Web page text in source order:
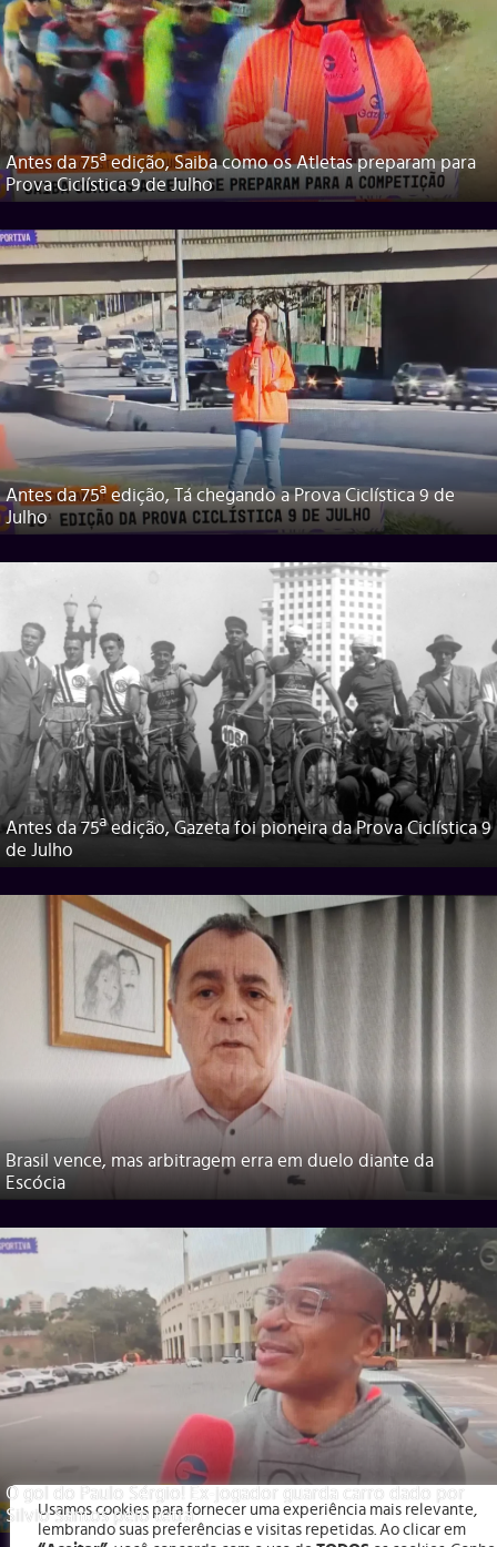
Antes da 75ª edição, Saiba como os Atletas preparam para
Prova Ciclística 9 de Julho
Antes da 75ª edição, Tá chegando a Prova Ciclística 9 de
Julho
Antes da 75ª edição, Gazeta foi pioneira da Prova Ciclística 9
de Julho
Brasil vence, mas arbitragem erra em duelo diante da
Escócia
O gol do Paulo Sérgio! Ex-jogador guarda carro dado por
Silvio Santos pelo tetra
Usamos cookies para fornecer uma experiência mais relevante,
lembrando suas preferências e visitas repetidas. Ao clicar em